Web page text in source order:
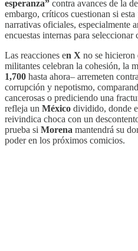
esperanza” contra avances de la
embargo, críticos cuestionan si
narrativas oficiales, especialmente
encuestas internas para seleccionar
Las reacciones en X no se hicieron
militantes celebran la cohesión, la
1,700 hasta ahora– arremeten
corrupción y nepotismo,
cancerosas o prediciendo una
refleja un México dividido, donde
reivindica choca con un
prueba si Morena mantendrá su
poder en los próximos comicios.